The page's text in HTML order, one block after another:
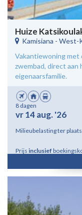
Huize
Kamisiana - West-
Vakantiewoning met
zwembad, direct
eigenaarsfamilie.
8 dagen
vr 14 aug. '26
Milieubelasting ter
Prijs inclusief